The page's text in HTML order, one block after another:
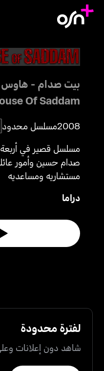
بيت صدام -
Of Saddam
2008مسلسل محدود
مسلسل قصير في أربعة
صدام حسين وأمور
مستشاريه ومساعديه
دراما
لفترة محدودة
شاهد دون إعلانات